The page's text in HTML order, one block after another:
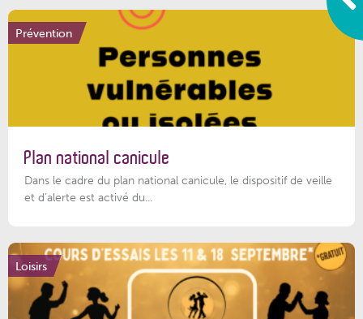
Prévention
Plan national canicule
Dans le cadre du plan national canicule, le dispositif de veille
et d’alerte est activé du...
Loisirs